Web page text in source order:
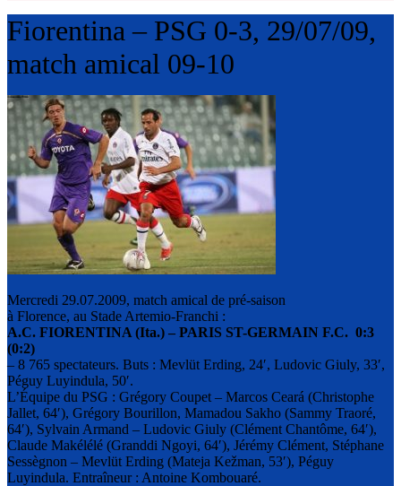
Fiorentina – PSG 0-3, 29/07/09,
match amical 09-10
Mercredi 29.07.2009, match amical de pré-saison
à Florence, au Stade Artemio-Franchi :
A.C. FIORENTINA (Ita.) – PARIS ST-GERMAIN F.C. 0:3
(0:2)
– 8 765 spectateurs. Buts : Mevlüt Erding, 24′, Ludovic Giuly, 33′,
Péguy Luyindula, 50′.
L’Équipe du PSG : Grégory Coupet – Marcos Ceará (Christophe
Jallet, 64′), Grégory Bourillon, Mamadou Sakho (Sammy Traoré,
64′), Sylvain Armand – Ludovic Giuly (Clément Chantôme, 64′),
Claude Makélélé (Granddi Ngoyi, 64′), Jérémy Clément, Stéphane
Sessègnon – Mevlüt Erding (Mateja Kežman, 53′), Péguy
Luyindula. Entraîneur : Antoine Kombouaré.